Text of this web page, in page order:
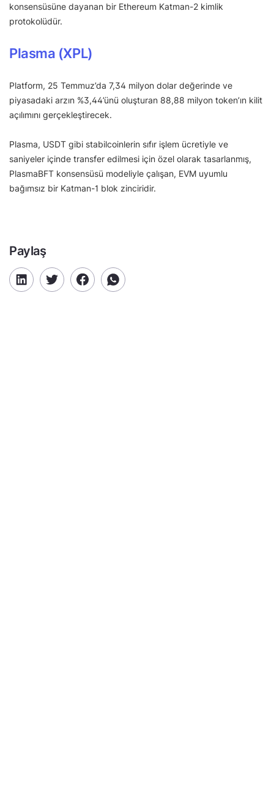
konsensüsüne dayanan bir Ethereum Katman-2 kimlik
protokolüdür.
Plasma (XPL)
Platform, 25 Temmuz’da 7,34 milyon dolar değerinde ve
piyasadaki arzın %3,44’ünü oluşturan 88,88 milyon token’ın kilit
açılımını gerçekleştirecek.
Plasma, USDT gibi stabilcoinlerin sıfır işlem ücretiyle ve
saniyeler içinde transfer edilmesi için özel olarak tasarlanmış,
PlasmaBFT konsensüsü modeliyle çalışan, EVM uyumlu
bağımsız bir Katman-1 blok zinciridir.
Paylaş